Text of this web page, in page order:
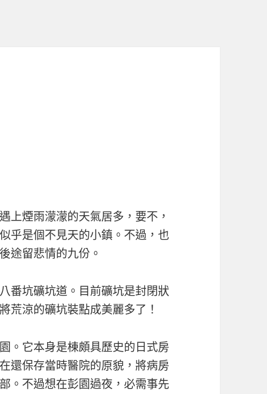
上煙雨濛濛的天氣居多，要不，
乎是個不見天的小鎮。不過，也
途留悲情的九份。
番坑礦坑道。目前礦坑是封閉狀
荒涼的礦坑裝點成美麗多了！
。它本身是棟頗具歷史的日式房
還保存當時醫院的原貌，將病房
。不過想在彭園過夜，必需事先